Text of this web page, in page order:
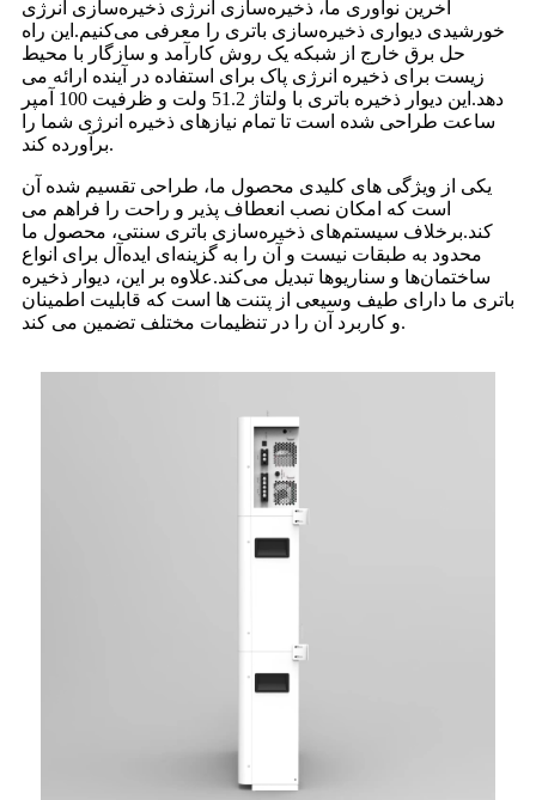
آخرین نوآوری ما، ذخیره‌سازی انرژی ذخیره‌سازی انرژی
خورشیدی دیواری ذخیره‌سازی باتری را معرفی می‌کنیم.این راه
حل برق خارج از شبکه یک روش کارآمد و سازگار با محیط
زیست برای ذخیره انرژی پاک برای استفاده در آینده ارائه می
دهد.این دیوار ذخیره باتری با ولتاژ 51.2 ولت و ظرفیت 100 آمپر
ساعت طراحی شده است تا تمام نیازهای ذخیره انرژی شما را
برآورده کند.
یکی از ویژگی های کلیدی محصول ما، طراحی تقسیم شده آن
است که امکان نصب انعطاف پذیر و راحت را فراهم می
کند.برخلاف سیستم‌های ذخیره‌سازی باتری سنتی، محصول ما
محدود به طبقات نیست و آن را به گزینه‌ای ایده‌آل برای انواع
ساختمان‌ها و سناریوها تبدیل می‌کند.علاوه بر این، دیوار ذخیره
باتری ما دارای طیف وسیعی از پتنت ها است که قابلیت اطمینان
و کاربرد آن را در تنظیمات مختلف تضمین می کند.